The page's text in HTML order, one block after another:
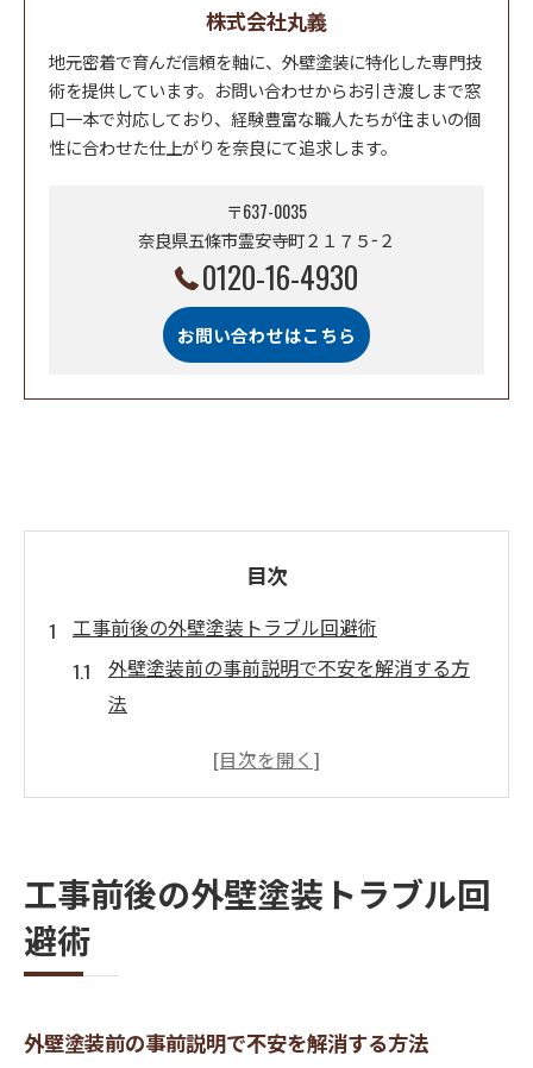
株式会社丸義
地元密着で育んだ信頼を軸に、外壁塗装に特化した専門技
術を提供しています。お問い合わせからお引き渡しまで窓
口一本で対応しており、経験豊富な職人たちが住まいの個
性に合わせた仕上がりを奈良にて追求します。
〒637-0035
奈良県五條市霊安寺町２１７５−２
0120-16-4930
お問い合わせはこちら
目次
工事前後の外壁塗装トラブル回避術
外壁塗装前の事前説明で不安を解消する方
法
外壁塗装工事中の連絡体制がトラブル防止
外壁塗装のトラブル事例から学ぶ注意点
関係者連察で防ぐ外壁塗装のクレーム
結
工事前後の外壁塗装トラブル回
避術
外壁塗装前の事前説明で不安を解消する方法